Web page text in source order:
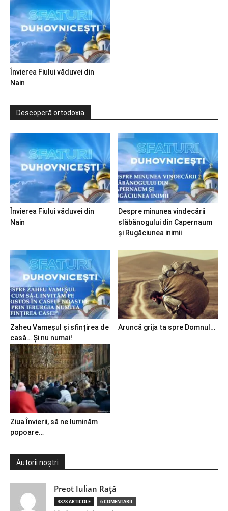
Învierea Fiului văduvei din
Nain
Descoperă ortodoxia
Învierea Fiului văduvei din
Nain
Despre minunea vindecării
slăbănogului din Capernaum
și Rugăciunea inimii
Zaheu Vameșul și sfințirea de
casă… Și nu numai!
Aruncă grija ta spre Domnul…
Ziua Învierii, să ne luminăm
popoare…
Autorii noștri
Preot Iulian Raţă
3878 ARTICOLE 6 COMENTARII